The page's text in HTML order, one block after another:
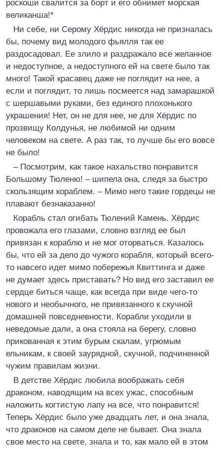
роскоши свалится за борт и его обнимет морская
великанша!*
Ни себе, ни Серому Хёрдис никогда не призналась
бы, почему вид молодого фьялля так ее
раздосадовал. Ее злило и раздражало все желанное
и недоступное, а недоступного ей на свете было так
много! Такой красавец даже не поглядит на нее, а
если и поглядит, то лишь посмеется над замарашкой
с шершавыми руками, без единого плохонького
украшения! Нет, он не для нее, не для Хёрдис по
прозвищу Колдунья, не любимой ни одним
человеком на свете. А раз так, то лучше бы его вовсе
не было!
– Посмотрим, как такое нахальство понравится
Большому Тюленю! – шипела она, следя за быстро
скользящим кораблем. – Мимо него такие гордецы не
плавают безнаказанно!
Корабль стал огибать Тюлений Камень. Хёрдис
провожала его глазами, словно взгляд ее был
привязан к кораблю и не мог оторваться. Казалось
бы, что ей за дело до чужого корабля, который всего-
то навсего идет мимо побережья Квиттинга и даже
не думает здесь приставать? Но вид его заставил ее
сердце биться чаще, как всегда при виде чего-то
нового и необычного, не привязанного к скучной
домашней повседневности. Корабли уходили в
неведомые дали, а она стояла на берегу, словно
прикованная к этим бурым скалам, угрюмым
ельникам, к своей заурядной, скучной, подчиненной
чужим правилам жизни.
В детстве Хёрдис любила воображать себя
драконом, наводящим на всех ужас, способным
наложить когтистую лапу на все, что понравится!
Теперь Хёрдис было уже двадцать лет, и она знала,
что драконов на самом деле не бывает. Она знала
свое место на свете, знала и то, как мало ей в этом